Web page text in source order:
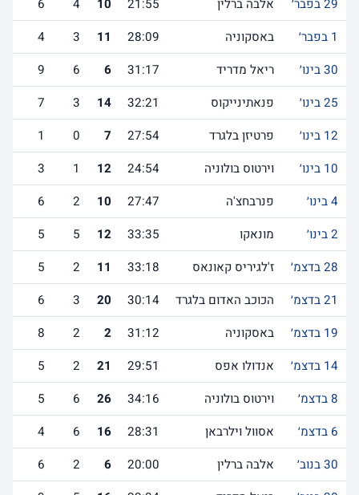
29 בפבר׳ אלבה ברלין 21:55
10
4
6
1 בפבר׳
באסקוניה 28:09
11
3
4
30 בינו׳
ריאל מדריד 31:17
6
6
9
25 בינו׳
פנאתינייקוס 32:21
14
3
7
12 בינו׳
פרטיזן בלגרד 27:54
7
0
1
10 בינו׳
וירטוס בולוניה 24:54
12
1
3
4 בינו׳
פנרבחצ'ה 27:47
10
2
6
2 בינו׳
מונאקו 33:35
12
5
5
28 בדצמ׳
ז'לגיריס קאונאס 33:18
11
2
5
21 בדצמ׳
הכוכב האדום בלגרד 30:14
20
3
6
19 בדצמ׳
באסקוניה 31:12
2
2
8
14 בדצמ׳
אנדולו אפס 29:51
21
2
5
8 בדצמ׳
וירטוס בולוניה 34:16
26
6
5
6 בדצמ׳
אסוול וילרבאן 28:31
16
6
4
30 בנוב׳
אלבה ברלין 20:00
6
2
6